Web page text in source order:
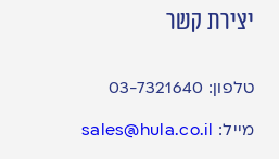
יצירת קשר
טלפון: 03-7321640
מייל: sales@hula.co.il